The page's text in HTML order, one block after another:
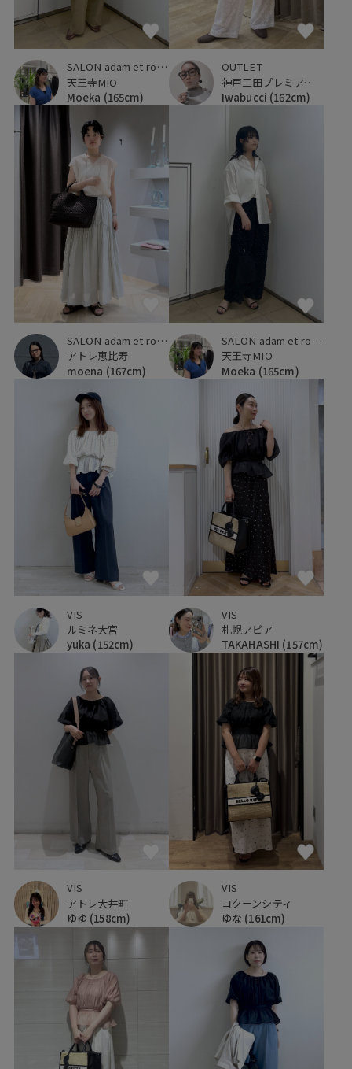
SALON adam et ropé
天王寺MIO
Moeka (165cm)
OUTLET
神戸三田プレミアム・アウトレット
Iwabucci (162cm)
SALON adam et ropé
アトレ恵比寿
moena (167cm)
SALON adam et ropé
天王寺MIO
Moeka (165cm)
VIS
ルミネ大宮
yuka (152cm)
VIS
札幌アピア
TAKAHASHI (157cm)
VIS
アトレ大井町
ゆゆ (158cm)
VIS
コクーンシティ
ゆな (161cm)